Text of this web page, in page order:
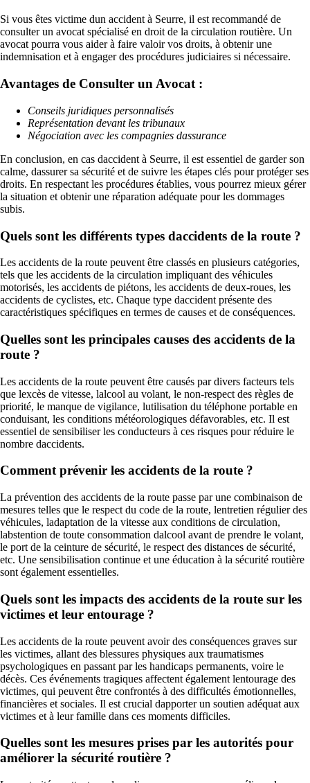
Si vous êtes victime dun accident à Seurre, il est recommandé de
consulter un avocat spécialisé en droit de la circulation routière. Un
avocat pourra vous aider à faire valoir vos droits, à obtenir une
indemnisation et à engager des procédures judiciaires si nécessaire.
Avantages de Consulter un Avocat :
Conseils juridiques personnalisés
Représentation devant les tribunaux
Négociation avec les compagnies dassurance
En conclusion, en cas daccident à Seurre, il est essentiel de garder son
calme, dassurer sa sécurité et de suivre les étapes clés pour protéger ses
droits. En respectant les procédures établies, vous pourrez mieux gérer
la situation et obtenir une réparation adéquate pour les dommages
subis.
Quels sont les différents types daccidents de la route ?
Les accidents de la route peuvent être classés en plusieurs catégories,
tels que les accidents de la circulation impliquant des véhicules
motorisés, les accidents de piétons, les accidents de deux-roues, les
accidents de cyclistes, etc. Chaque type daccident présente des
caractéristiques spécifiques en termes de causes et de conséquences.
Quelles sont les principales causes des accidents de la
route ?
Les accidents de la route peuvent être causés par divers facteurs tels
que lexcès de vitesse, lalcool au volant, le non-respect des règles de
priorité, le manque de vigilance, lutilisation du téléphone portable en
conduisant, les conditions météorologiques défavorables, etc. Il est
essentiel de sensibiliser les conducteurs à ces risques pour réduire le
nombre daccidents.
Comment prévenir les accidents de la route ?
La prévention des accidents de la route passe par une combinaison de
mesures telles que le respect du code de la route, lentretien régulier des
véhicules, ladaptation de la vitesse aux conditions de circulation,
labstention de toute consommation dalcool avant de prendre le volant,
le port de la ceinture de sécurité, le respect des distances de sécurité,
etc. Une sensibilisation continue et une éducation à la sécurité routière
sont également essentielles.
Quels sont les impacts des accidents de la route sur les
victimes et leur entourage ?
Les accidents de la route peuvent avoir des conséquences graves sur
les victimes, allant des blessures physiques aux traumatismes
psychologiques en passant par les handicaps permanents, voire le
décès. Ces événements tragiques affectent également lentourage des
victimes, qui peuvent être confrontés à des difficultés émotionnelles,
financières et sociales. Il est crucial dapporter un soutien adéquat aux
victimes et à leur famille dans ces moments difficiles.
Quelles sont les mesures prises par les autorités pour
améliorer la sécurité routière ?